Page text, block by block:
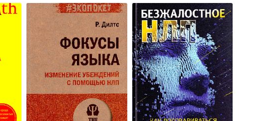
в группах от 40 до 100
человек. 4-е изд.